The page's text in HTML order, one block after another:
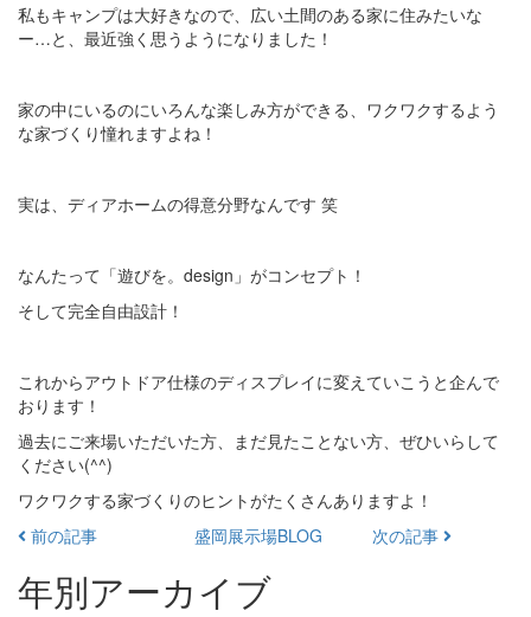
私もキャンプは大好きなので、広い土間のある家に住みたいな
ー…と、最近強く思うようになりました！
家の中にいるのにいろんな楽しみ方ができる、ワクワクするよう
な家づくり憧れますよね！
実は、ディアホームの得意分野なんです 笑
なんたって「遊びを。design」がコンセプト！
そして完全自由設計！
これからアウトドア仕様のディスプレイに変えていこうと企んで
おります！
過去にご来場いただいた方、まだ見たことない方、ぜひいらして
ください(^^)
ワクワクする家づくりのヒントがたくさんありますよ！
前の記事
盛岡展示場BLOG 次の記事
年別アーカイブ